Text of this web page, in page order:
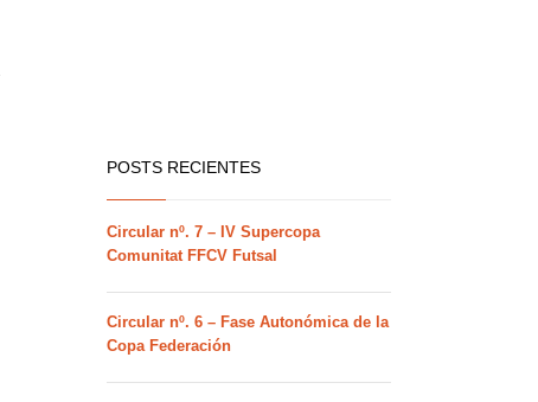
POSTS RECIENTES
Circular nº. 7 – IV Supercopa
Comunitat FFCV Futsal
Circular nº. 6 – Fase Autonómica de la
Copa Federación